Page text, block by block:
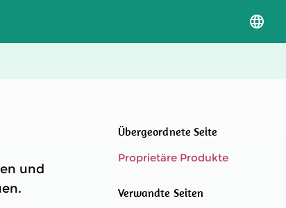
und
Übergeordnete Seite
Proprietäre Produkte
Verwandte Seiten